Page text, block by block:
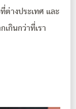
ต่างประเทศ และ
เกินกว่าที่เรา